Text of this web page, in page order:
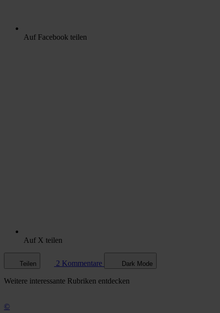
Auf Facebook teilen
Auf X teilen
Teilen 2 Kommentare Dark Mode
Weitere interessante Rubriken entdecken
©